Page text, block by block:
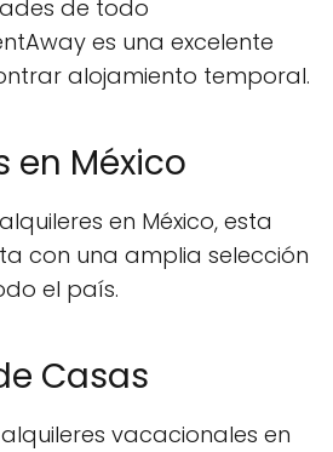
de todo
es una excelente
alojamiento temporal.
en México
en México, esta
con una amplia selección
el país.
Casas
vacacionales en